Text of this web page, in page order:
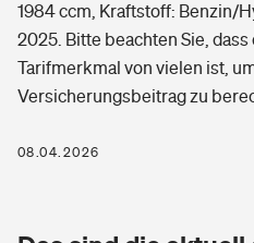
Arbeitsrechtsschutz
Berufshaftpflichtversicherung
Photovoltaik
Pri­vate Haft­pflicht­
Rechts­schutz­ver­si­che­rung
Fahrradversicherung
Gesundheit
Dread-Disease-Versicherung
1984 ccm, Kraftstoff: Benzin/
2025. Bitte beachten Sie,
Tarifmerkmal von vielen ist,
Versicherungsbeitrag zu
08.04.2026